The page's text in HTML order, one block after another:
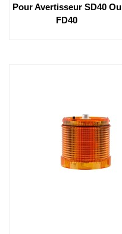
Pour Avertisseur SD40 Ou
FD40